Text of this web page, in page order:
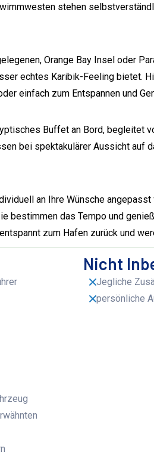
stehen
Orange Bay Insel oder
echtes Karibik-Feeling bietet.
einfach zum Entspannen und
Buffet an Bord, begleitet
bei spektakulärer Aussicht auf
an Ihre Wünsche
bestimmen das Tempo und
zum Hafen zurück und
Nicht
Jegliche
persönliche